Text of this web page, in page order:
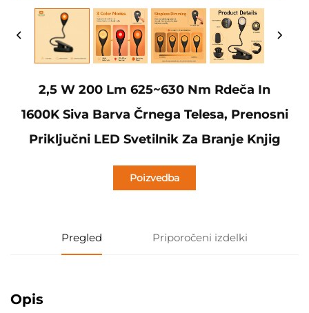
2,5 W 200 Lm 625~630 Nm Rdeča In
1600K Siva Barva Črnega Telesa, Prenosni
Priključni LED Svetilnik Za Branje Knjig
Poizvedba
Pregled Priporočeni izdelki
Opis